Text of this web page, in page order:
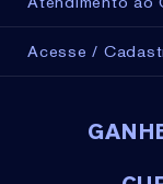
Acesse /